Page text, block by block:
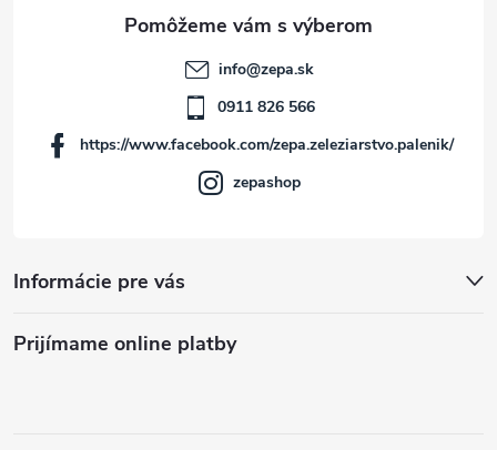
Informácie pre vás
info@zepa.sk
0911 826 566
https://www.facebook.com/zepa.zeleziarstvo.palenik/
zepashop
Prijímame online platby